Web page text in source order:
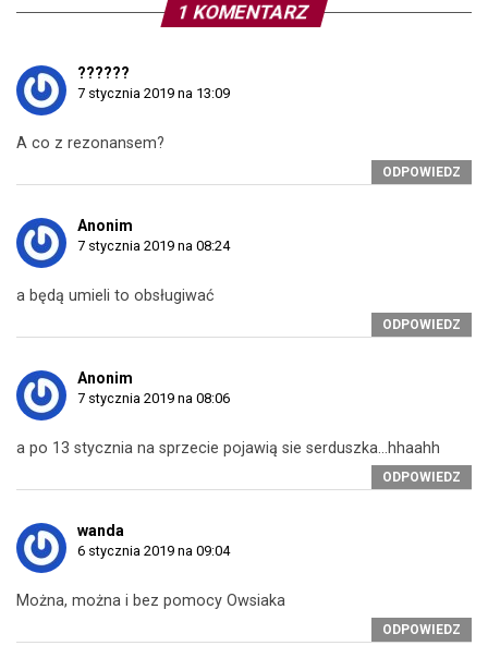
1 KOMENTARZ
??????
7 stycznia 2019 na 13:09
A co z rezonansem?
ODPOWIEDZ
Anonim
7 stycznia 2019 na 08:24
a będą umieli to obsługiwać
ODPOWIEDZ
Anonim
7 stycznia 2019 na 08:06
a po 13 stycznia na sprzecie pojawią sie serduszka…hhaahh
ODPOWIEDZ
wanda
6 stycznia 2019 na 09:04
Można, można i bez pomocy Owsiaka
ODPOWIEDZ